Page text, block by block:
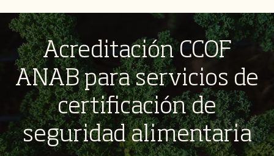
Acreditación CCOF
ANAB para servicios de
certificación de
seguridad alimentaria